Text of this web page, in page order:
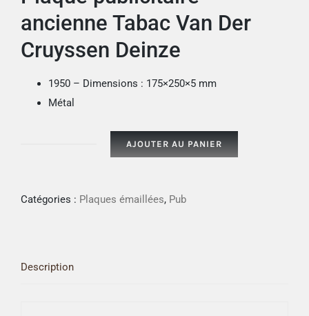
ancienne Tabac Van Der
Cruyssen Deinze
1950 – Dimensions : 175×250×5 mm
Métal
AJOUTER AU PANIER
Catégories : Plaques émaillées, Pub
Description